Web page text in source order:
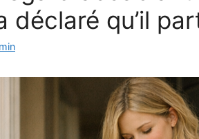
déclaré qu’il